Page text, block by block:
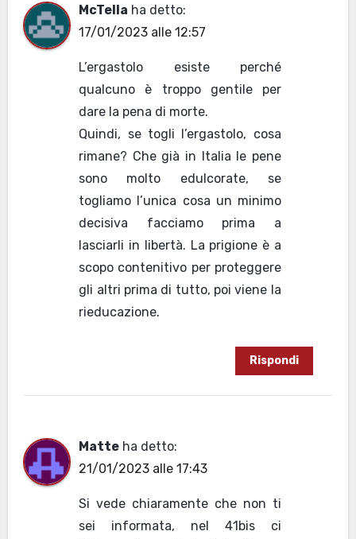
McTella ha detto:
17/01/2023 alle 12:57
L’ergastolo esiste perché
qualcuno è troppo gentile per
dare la pena di morte.
Quindi, se togli l’ergastolo, cosa
rimane? Che già in Italia le pene
sono molto edulcorate, se
togliamo l’unica cosa un minimo
decisiva facciamo prima a
lasciarli in libertà. La prigione è a
scopo contenitivo per proteggere
gli altri prima di tutto, poi viene la
rieducazione.
Rispondi
Matte ha detto:
21/01/2023 alle 17:43
Si vede chiaramente che non ti
sei informata, nel 41bis ci